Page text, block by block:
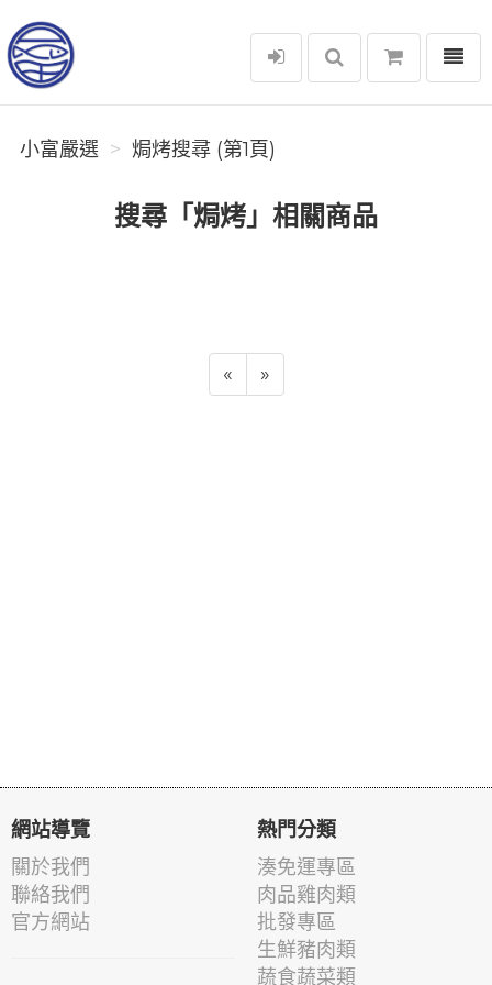
小富嚴選
選單
小富嚴選 焗烤搜尋 (第1頁)
搜尋「焗烤」相關商品
« »
網站導覽
關於我們
聯絡我們
官方網站
熱門分類
湊免運專區
肉品雞肉類
批發專區
生鮮豬肉類
蔬食蔬菜類